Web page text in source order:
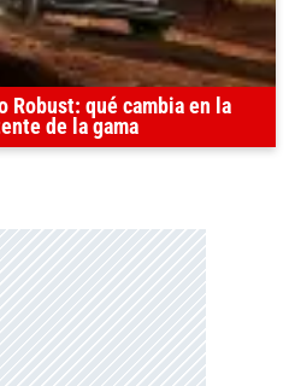
Robust: qué cambia en la
de la gama